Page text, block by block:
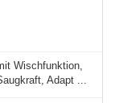
Wischfunktion,
Adapt ...